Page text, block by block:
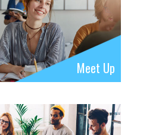
Meet Up